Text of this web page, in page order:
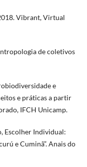
Vibrant, Virtual
de coletivos
e
e práticas a partir
IFCH Unicamp.
Escolher Individual:
e Cuminã”. Anais do